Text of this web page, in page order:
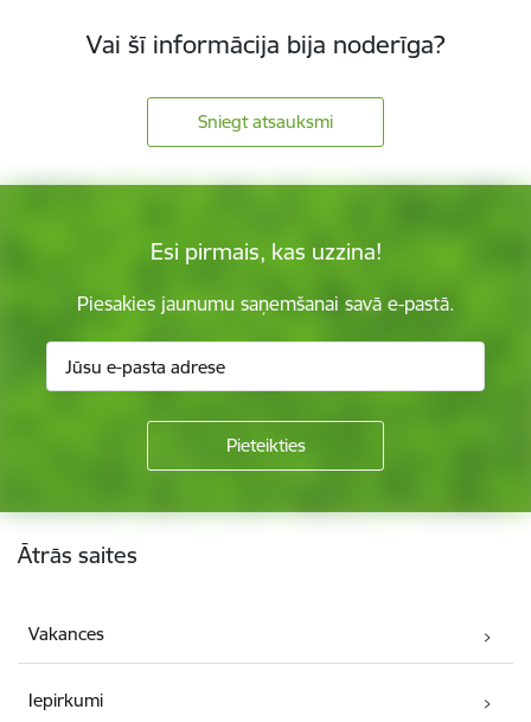
Vai šī informācija bija noderīga?
Sniegt atsauksmi
Esi pirmais, kas uzzina!
Piesakies jaunumu saņemšanai savā e-pastā.
Kājene
Ātrās saites
Vakances
Iepirkumi